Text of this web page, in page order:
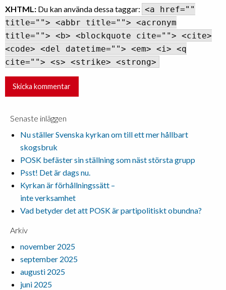
XHTML: Du kan använda dessa taggar: <a href=""
title=""> <abbr title=""> <acronym
title=""> <b> <blockquote cite=""> <cite>
<code> <del datetime=""> <em> <i> <q
cite=""> <s> <strike> <strong>
Senaste inläggen
Nu ställer Svenska kyrkan om till ett mer hållbart
skogsbruk
POSK befäster sin ställning som näst största grupp
Psst! Det är dags nu.
Kyrkan är förhållningssätt –
inte verksamhet
Vad betyder det att POSK är partipolitiskt obundna?
Arkiv
november 2025
september 2025
augusti 2025
juni 2025